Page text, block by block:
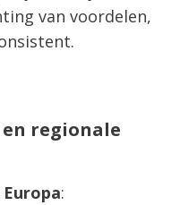
van voordelen,
regionale
: